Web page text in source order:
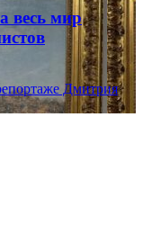
весь мир
Дмитрия